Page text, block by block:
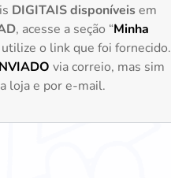
DIGITAIS disponíveisem
, acesse a seção “Minha
o link que foi fornecido.
via correio, mas sim
loja e por e-mail.